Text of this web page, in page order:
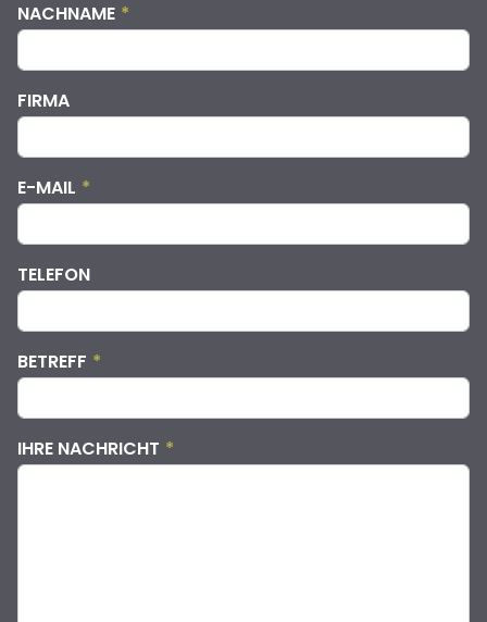
NACHNAME *
FIRMA
E-MAIL *
TELEFON
BETREFF *
IHRE NACHRICHT *